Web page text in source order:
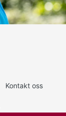
Kontakt oss